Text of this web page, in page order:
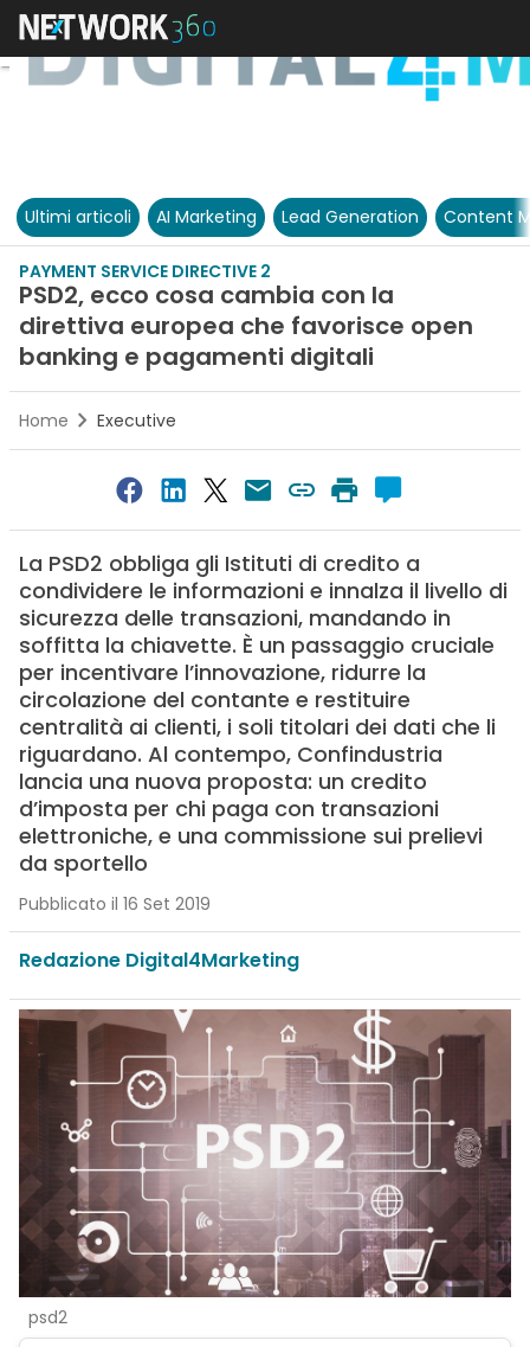
Ultimi articoli AI Marketing Lead Generation Content
PAYMENT SERVICE DIRECTIVE 2
PSD2, ecco cosa cambia con la
direttiva europea che favorisce open
banking e pagamenti digitali
Home Executive
La PSD2 obbliga gli Istituti di credito a
condividere le informazioni e innalza il livello di
sicurezza delle transazioni, mandando in
soffitta la chiavette. È un passaggio cruciale
per incentivare l’innovazione, ridurre la
circolazione del contante e restituire
centralità ai clienti, i soli titolari dei dati che li
riguardano. Al contempo, Confindustria
lancia una nuova proposta: un credito
d’imposta per chi paga con transazioni
elettroniche, e una commissione sui prelievi
da sportello
Pubblicato il 16 Set 2019
Redazione Digital4Marketing
psd2